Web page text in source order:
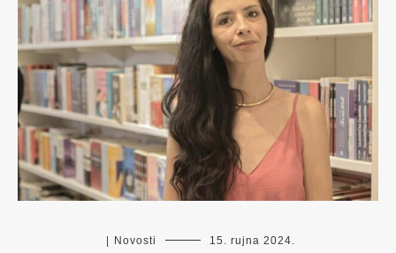
Novosti 15. rujna 2024.